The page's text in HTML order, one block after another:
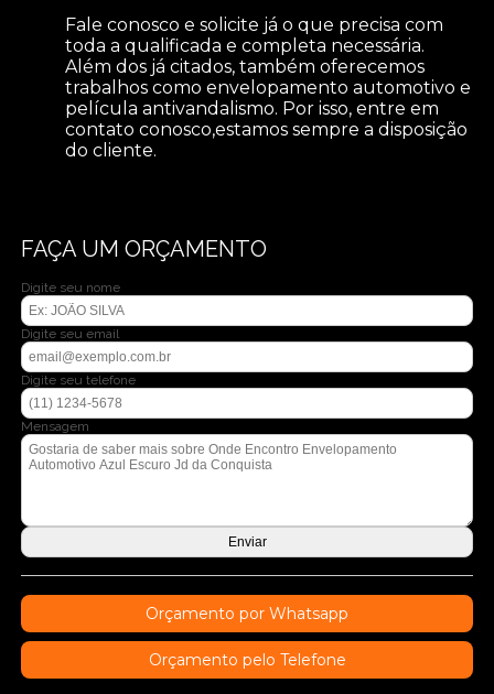
Fale conosco e solicite já o que precisa com
toda a qualificada e completa necessária.
Além dos já citados, também oferecemos
trabalhos como envelopamento automotivo e
película antivandalismo. Por isso, entre em
contato conosco,estamos sempre a disposição
do cliente.
FAÇA UM ORÇAMENTO
Digite seu nome
Digite seu email
Digite seu telefone
Mensagem
Orçamento por Whatsapp
Orçamento pelo Telefone